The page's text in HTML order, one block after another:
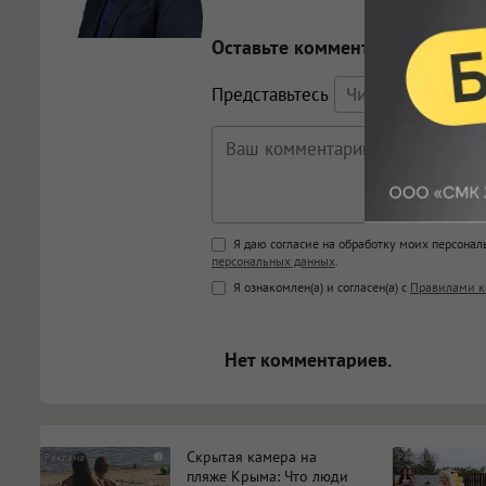
Оставьте комментарий
Представьтесь
Поддержка HTML
<b>, <strong>, <u>, <i>, <em>,
<blockquote>, <code>
Я даю согласие на обработку моих
персональных данных.
Я ознакомлен(а) и согласен(а) с Правилами
Нет комментариев.
i
Скрытая камера на
пляже Крыма: Что люди